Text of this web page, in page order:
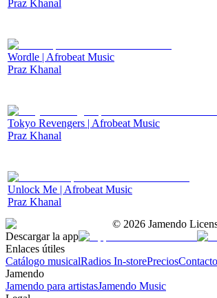
Praz Khanal
Wordle | Afrobeat Music
Praz Khanal
Tokyo Revengers | Afrobeat Music
Praz Khanal
Unlock Me | Afrobeat Music
Praz Khanal
© 2026 Jamendo
Descargar la app
Enlaces útiles
Catálogo musicalRadios In-storePreciosContacto
Jamendo
Jamendo para artistasJamendo Music